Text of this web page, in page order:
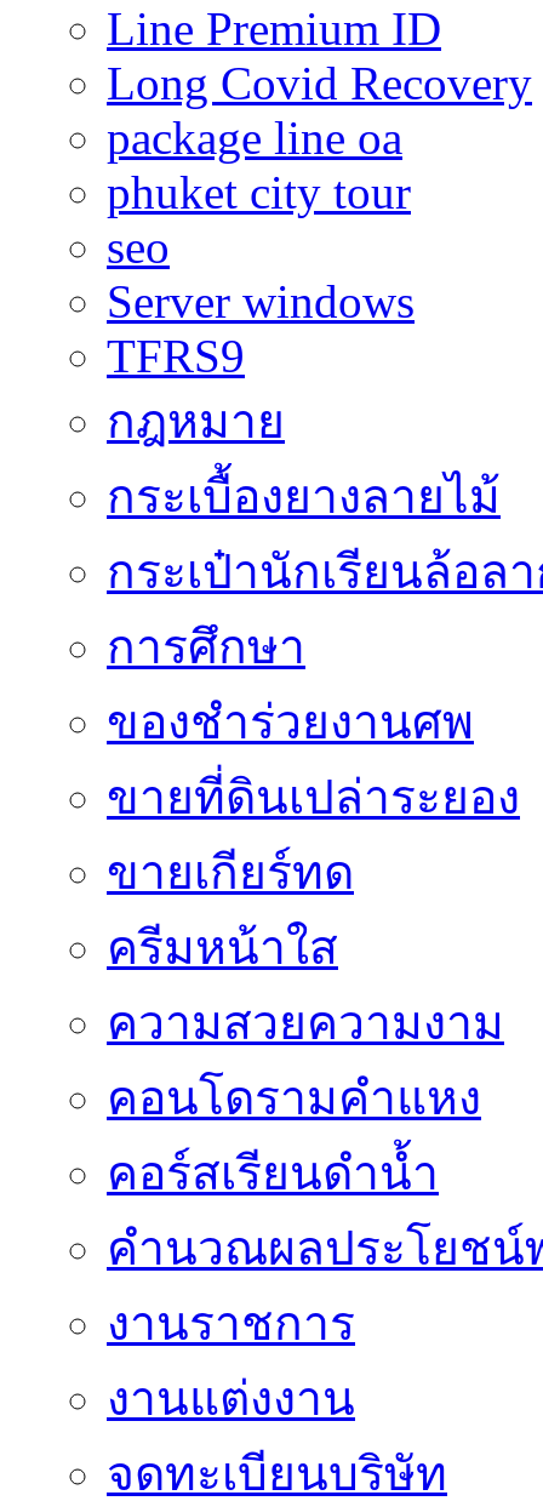
Line Premium ID
Long Covid Recovery
package line oa
phuket city tour
seo
Server windows
TFRS9
กฎหมาย
กระเบื้องยางลายไม้
กระเป๋านักเรียนล้อล
การศึกษา
ของชำร่วยงานศพ
ขายที่ดินเปล่าระยอง
ขายเกียร์ทด
ครีมหน้าใส
ความสวยความงาม
คอนโดรามคำแหง
คอร์สเรียนดำน้ำ
คำนวณผลประโยชน์
งานราชการ
งานแต่งงาน
จดทะเบียนบริษัท